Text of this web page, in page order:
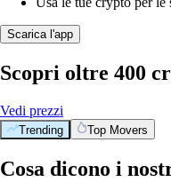
Scarica l'app
Scopri oltre 400
Vedi prezzi
Trending Top Movers
Cosa dicono i